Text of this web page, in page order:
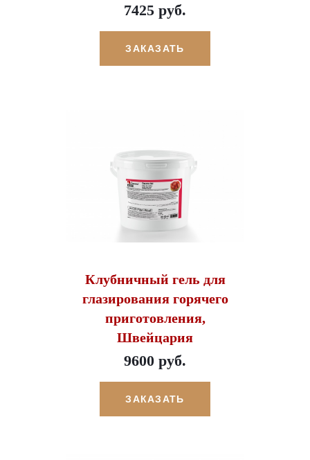
7425 руб.
ЗАКАЗАТЬ
Клубничный гель для
глазирования горячего
приготовления,
Швейцария
9600 руб.
ЗАКАЗАТЬ